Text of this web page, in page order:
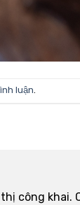
luận.
công khai.